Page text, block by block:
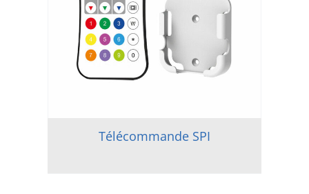
Télécommande SPI